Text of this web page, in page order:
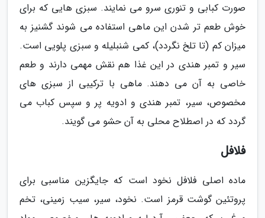
صورت کبابی و تنوری سرو می نمایند. سبزی هایی که برای
خوش طعم تر شدن این ماهی استفاده می شوند گشنیز به
میزان کم (تا تلخ نگردد)، کمی شنبلیله و سبزی پلویی است.
سیر و تمبر هندی در این غذا هم نقش مهمی دارند و طعم
خاصی به آن می دهند. ماهی با ترکیبی از سبزی های
مخصوص، سیر، تمبر هندی و ادویه پر و سپس کباب می
گردد که در اصطلاح محلی به آن حشو می گویند.
فلافل
ماده اصلی فلافل نخود است که جایگزین مناسبی برای
پروتئین گوشت قرمز است. نخود، سیر، سیب زمینی، تخم